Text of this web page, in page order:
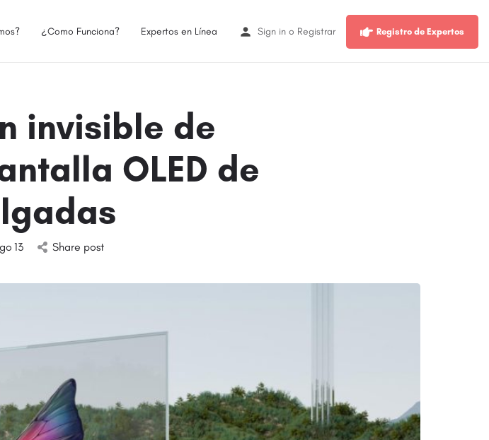
¿Como Funciona? Expertos en Línea Sign in o Registrar Registro de Expertos
invisible de
OLED de
13 Share post